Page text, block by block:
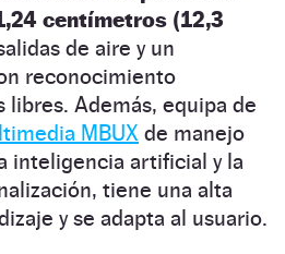
centímetros (12,3
de aire y un
reconocimiento
libres. Además, equipa de
MBUX de manejo
inteligencia artificial y la
tiene una alta
y se adapta al usuario.